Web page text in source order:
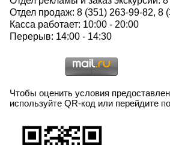
Отдел продаж: 8 (351) 263-99-82, 8
Касса работает: 10:00 - 20:00
Перерыв: 14:00 - 14:30
Чтобы оценить условия
используйте QR-код или перейдите